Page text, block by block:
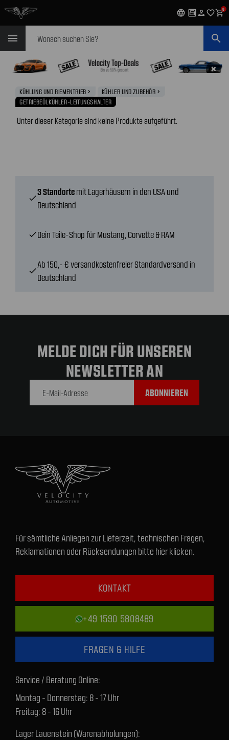
language garage person favorite_outlineshopping_cart0
menu search
✖
KÜHLUNG UND RIEMENTRIEB navigate_next KÜHLER UND ZUBEHÖR navigate_next
GETRIEBEÖLKÜHLER-LEITUNGSHALTER
Unter dieser Kategorie sind keine Produkte aufgeführt.
check
3 Standorte mit Lagerhäusern in den USA und
Deutschland
checkDein Teile-Shop für Mustang, Corvette & RAM
check
Ab 150,- € versandkostenfreier Standardversand in
Deutschland
MELDE DICH FÜR UNSEREN
NEWSLETTER AN
Für sämtliche Anliegen zur Lieferzeit, technischen Fragen,
Reklamationen oder Rücksendungen bitte hier klicken.
KONTAKT
+49 1590 5808489
FRAGEN & HILFE
Service / Beratung Online:
Montag - Donnerstag: 8 - 17 Uhr
Freitag: 8 - 16 Uhr
Lager Lauenstein (Warenabholungen):